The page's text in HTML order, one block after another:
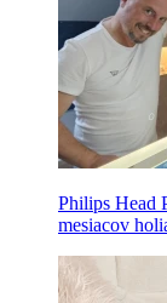
Philips Head
mesiacov